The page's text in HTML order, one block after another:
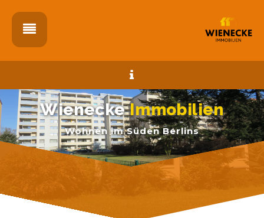
WieneckeImmobilien
Wohnen im Süden Berlins